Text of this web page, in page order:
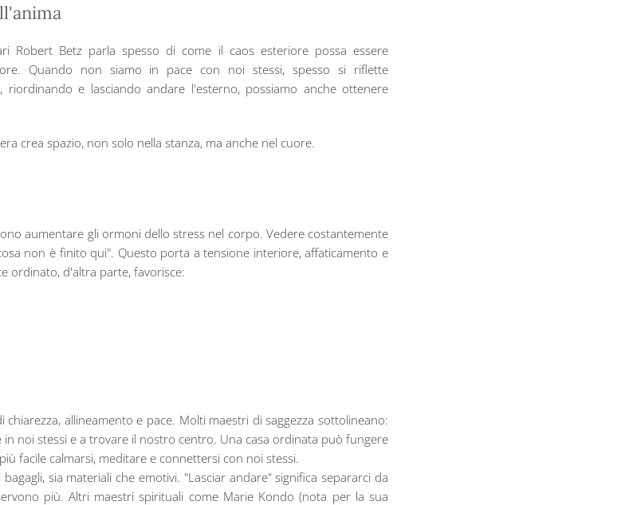
Robert Betz parla spesso di come il caos esteriore possa essere
Quando non siamo in pace con noi stessi, spesso si riflette
riordinando e lasciando andare l'esterno, possiamo anche ottenere
crea spazio, non solo nella stanza, ma anche nel cuore.
aumentare gli ormoni dello stress nel corpo. Vedere costantemente
non è finito qui". Questo porta a tensione interiore, affaticamento e
ordinato, d'altra parte, favorisce:
allineamento e pace. Molti maestri di saggezza sottolineano:
noi stessi e a trovare il nostro centro. Una casa ordinata può fungere
facile calmarsi, meditare e connettersi con noi stessi.
sia materiali che emotivi. "Lasciar andare" significa separarci da
più. Altri maestri spirituali come Marie Kondo (nota per la sua